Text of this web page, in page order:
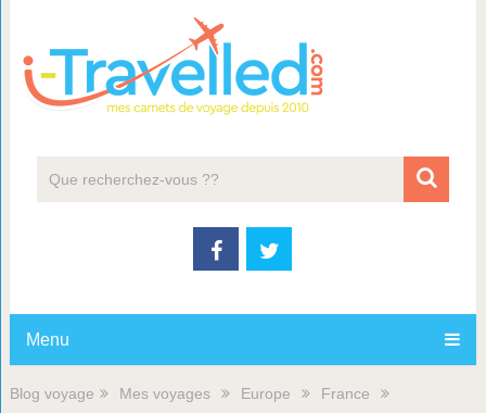
Menu
Blog voyage Mes voyages Europe
France